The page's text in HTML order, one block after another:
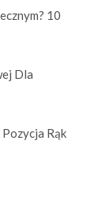
10
Dla
Rąk